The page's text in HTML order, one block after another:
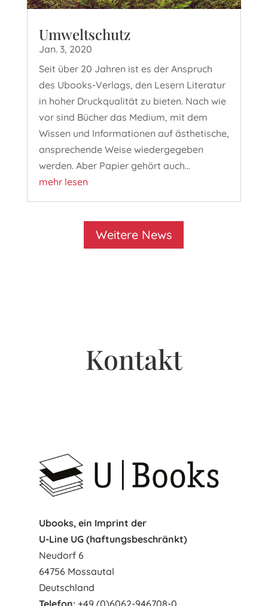
Umweltschutz
Jan. 3, 2020
Seit über 20 Jahren ist es der Anspruch
des Ubooks-Verlags, den Lesern Literatur
in hoher Druckqualität zu bieten. Nach wie
vor sind Bücher das Medium, mit dem
Wissen und Informationen auf ästhetische,
ansprechende Weise wiedergegeben
werden. Aber Papier gehört auch...
mehr lesen
Weitere News
Kontakt
Ubooks, ein Imprint der
U-Line UG (haftungsbeschränkt)
Neudorf 6
64756 Mossautal
Deutschland